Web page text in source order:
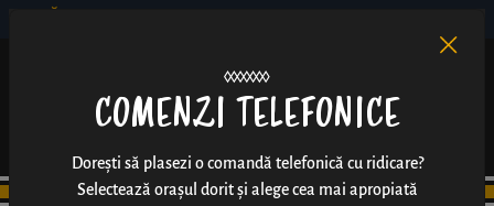
COMENZI TELEFONICE
Dorești să plasezi o comandă telefonică cu ridicare?
Selectează orașul dorit și alege cea mai apropiată